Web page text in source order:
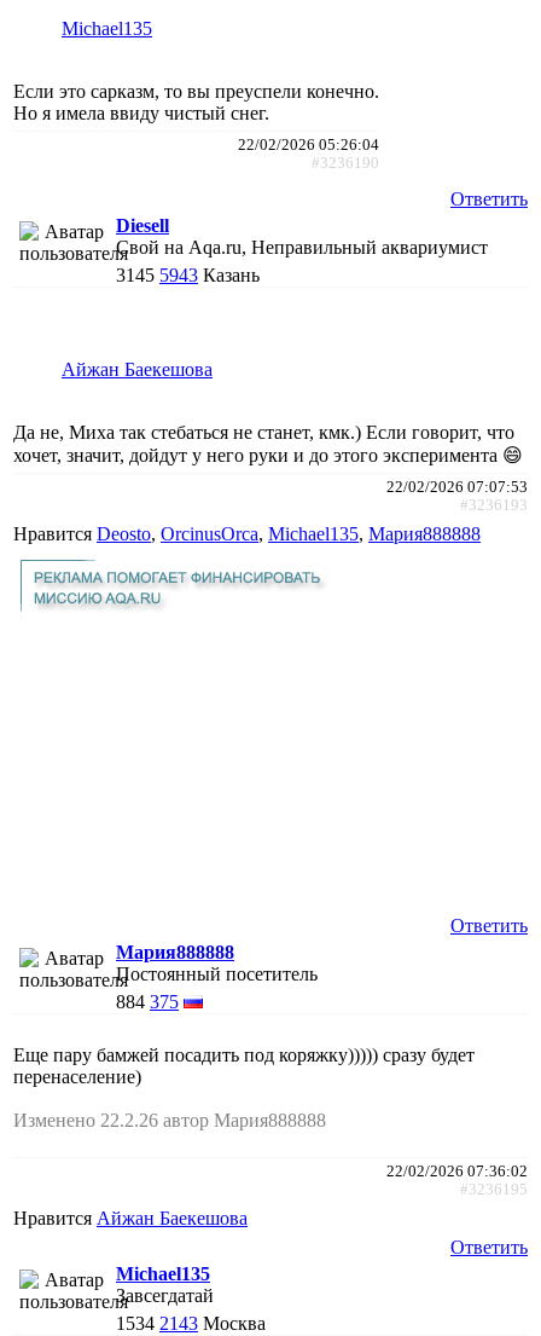
Michael135
Если это сарказм, то вы преуспели конечно.
Но я имела ввиду чистый снег.
22/02/2026 05:26:04
#3236190
Ответить
Diesell
Свой на Aqa.ru, Неправильный аквариумист
3145 5943 Казань
Айжан Баекешова
Да не, Миха так стебаться не станет, кмк.) Если говорит, что
хочет, значит, дойдут у него руки и до этого эксперимента 😄
22/02/2026 07:07:53
#3236193
Нравится Deosto, ОrcinusОrca, Michael135, Мария888888
Ответить
Мария888888
Постоянный посетитель
884 375
Еще пару бамжей посадить под коряжку))))) сразу будет
перенаселение)
Изменено 22.2.26 автор Мария888888
22/02/2026 07:36:02
#3236195
Нравится Айжан Баекешова
Ответить
Michael135
Завсегдатай
1534 2143 Москва